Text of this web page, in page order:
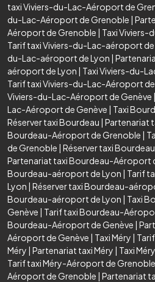
taxi Viviers-du-Lac-Aéroport de
du-Lac-Aéroport de Grenoble |
Aéroport de Grenoble | Taxi Viviers-
Tarif taxi Viviers-du-Lac-aéroport de
du-Lac-aéroport de Lyon |
aéroport de Lyon | Taxi Viviers-du-
Tarif taxi Viviers-du-Lac-Aéroport
Viviers-du-Lac-Aéroport de Genève |
Lac-Aéroport de Genève | Taxi
Réserver taxi Bourdeau | Partenariat
Bourdeau-Aéroport de Grenoble |
de Grenoble | Réserver taxi
Partenariat taxi Bourdeau-Aéroport
Bourdeau-aéroport de Lyon | Tarif
Lyon | Réserver taxi Bourdeau-
Bourdeau-aéroport de Lyon | Taxi
Genève | Tarif taxi Bourdeau-
Bourdeau-Aéroport de Genève |
Aéroport de Genève | Taxi Méry |
Méry | Partenariat taxi Méry | Taxi
Tarif taxi Méry-Aéroport de Grenoble
Aéroport de Grenoble | Partenariat